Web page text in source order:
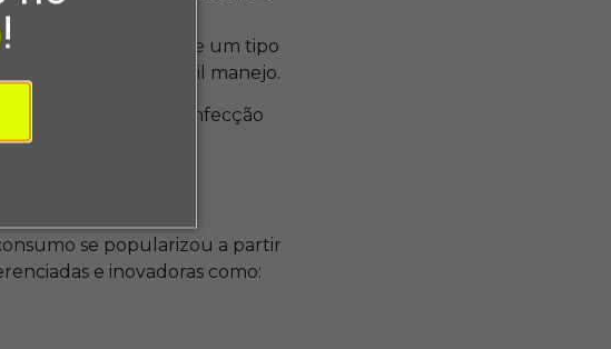
!
podem ter mais de um tipo
ou de mais fácil manejo.
de pureza para confecção
se popularizou a partir
e inovadoras como: